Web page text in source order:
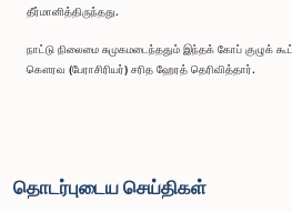
தீர்மானித்திருந்தது.
நாட்டு நிலைமை சுமுகமடைந்ததும் இந்தக் கோப் குழுக்
கௌரவ (பேராசிரியர்) சரித ஹேரத் தெரிவித்தார்.
தொடர்புடைய செய்திகள்